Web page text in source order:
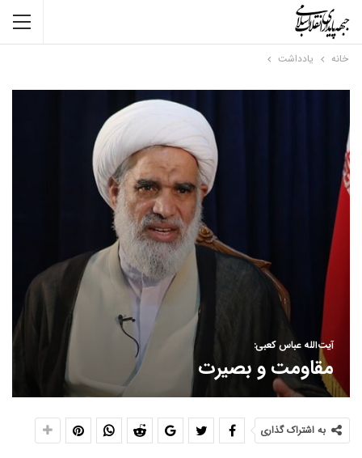
خانه یادداشت
آیت‌الله عباس کعبی:
مقاومت و بصیرت
به اشتراک گذاری